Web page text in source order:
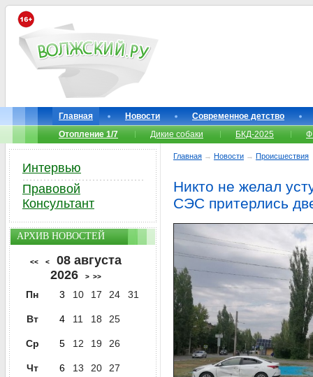
Главная Новости
Современное детство
Отопление 1/7
Дикие собаки БКД-2025
Главная → Новости → Происшествия
Никто не желал
СЭС притерлись
Интервью
Правовой
Консультант
АРХИВ НОВОСТЕЙ
<< <
08 августа
2026
> >>
Пн 3 10 17 24 31
Вт 4 11 18 25
Ср 5 12 19 26
Чт 6 13 20 27